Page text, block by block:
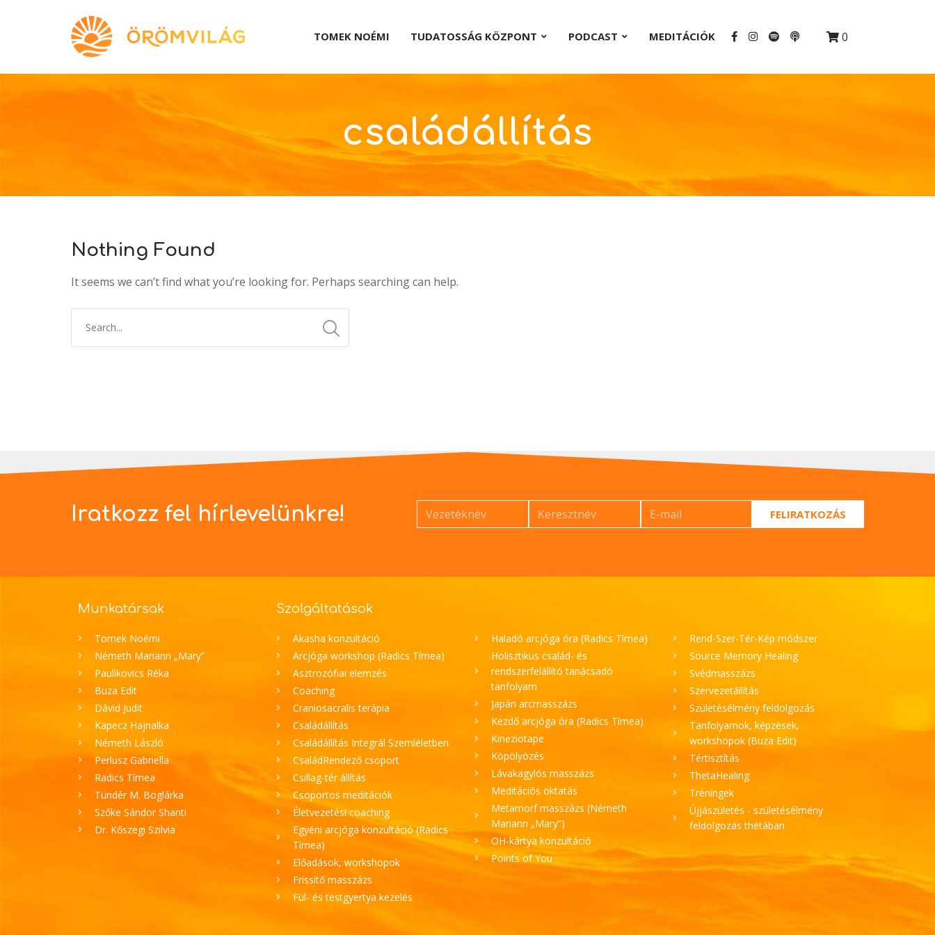
0
TOMEK NOÉMI TUDATOSSÁG KÖZPONT PODCAST MEDITÁCIÓK
családállítás
Nothing Found
It seems we can’t find what you’re looking for. Perhaps searching can help.
Iratkozz fel hírlevelünkre! FELIRATKOZÁS
Munkatársak
Tomek Noémi
Németh Mariann „Mary”
Paulikovics Réka
Buza Edit
Dávid Judit
Kapecz Hajnalka
Németh László
Perlusz Gabriella
Radics Tímea
Tündér M. Boglárka
Szőke Sándor Shanti
Dr. Kőszegi Szilvia
Szolgáltatások
Akasha konzultáció
Arcjóga workshop (Radics Tímea)
Asztrozófiai elemzés
Coaching
Craniosacralis terápia
Családállítás
Családállítás Integrál Szemléletben
CsaládRendező csoport
Csillag-tér állítás
Csoportos meditációk
Életvezetési coaching
Egyéni arcjóga konzultáció (Radics
Tímea)
Előadások, workshopok
Frissítő masszázs
Fül- és testgyertya kezelés
Haladó arcjóga óra (Radics Tímea)
Holisztikus család- és
rendszerfelállító tanácsadó
tanfolyam
Japán arcmasszázs
Kezdő arcjóga óra (Radics Tímea)
Kineziotape
Köpölyözés
Lávakagylós masszázs
Meditációs oktatás
Metamorf masszázs (Németh
Mariann „Mary”)
OH-kártya konzultáció
Points of You
Rend-Szer-Tér-Kép módszer
Source Memory Healing
Svédmasszázs
Szervezetállítás
Születésélmény feldolgozás
Tanfolyamok, képzések,
workshopok (Buza Edit)
Tértisztítás
ThetaHealing
Tréningek
Újjászületés - születésélmény
feldolgozás thétában